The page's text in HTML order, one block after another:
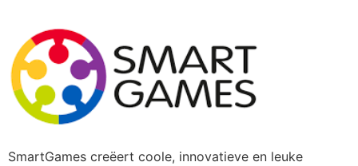
SmartGames creëert coole, innovatieve en leuke